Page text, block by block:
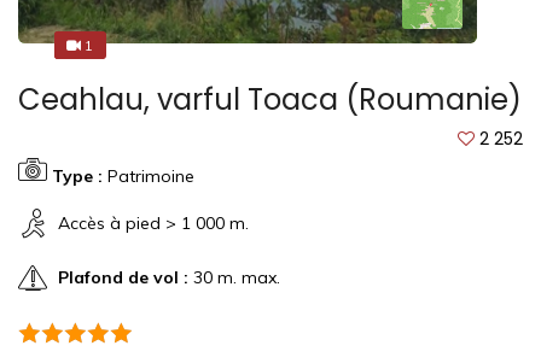
1
1
Ceahlau, varful Toaca (Roumanie)
2 252
Type : Patrimoine
Accès à pied > 1 000 m.
Plafond de vol : 30 m. max.